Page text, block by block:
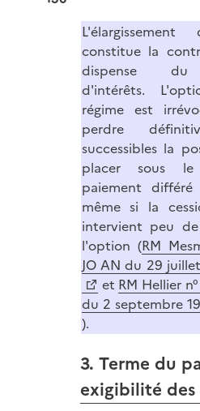
constitue la
dispense du
d'intérêts.
régime est
perdre
successibles la
placer sous
paiement
même si la
intervient peu
l'option (RM
JO AN du 29
et RM Hellier
du 2 septembre
).
3. Terme du
exigibilité